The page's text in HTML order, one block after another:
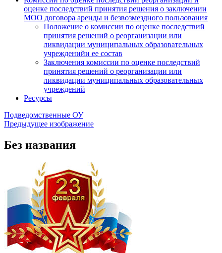
оценке последствий принятия решения о заключении
МОО договора аренды и безвозмездного пользования
Положение о комиссии по оценке последствий
принятия решений о реорганизации или
ликвидации муниципальных образовательных
учрежденийи ее состав
Заключения комиссии по оценке последствий
принятия решений о реорганизации или
ликвидации муниципальных образовательных
учреждений
Ресурсы
Подведомственные ОУ
Предыдущее изображение
Без названия